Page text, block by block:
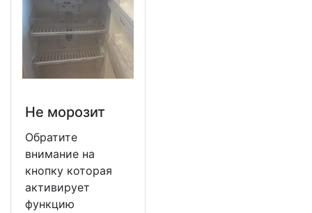
Не морозит
Обратите
внимание на
кнопку которая
активирует
функцию